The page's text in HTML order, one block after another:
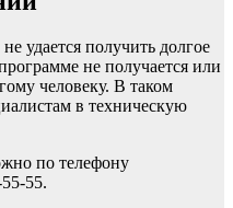
удается получить долгое
не получается или
человеку. В таком
в техническую
по телефону
55.